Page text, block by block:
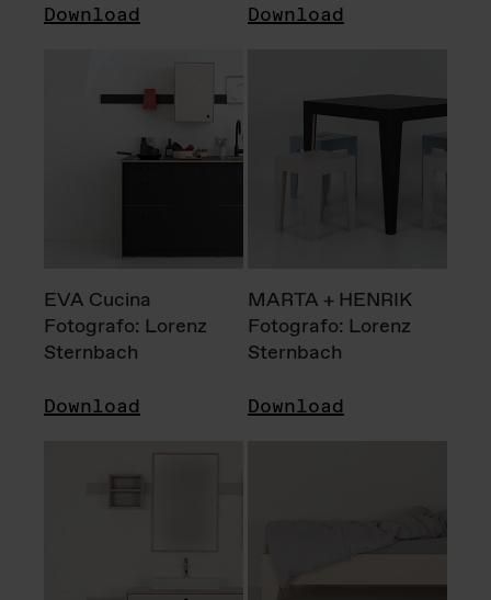
Download Download
EVA Cucina
Fotografo: Lorenz
Sternbach
Download
MARTA + HENRIK
Fotografo: Lorenz
Sternbach
Download